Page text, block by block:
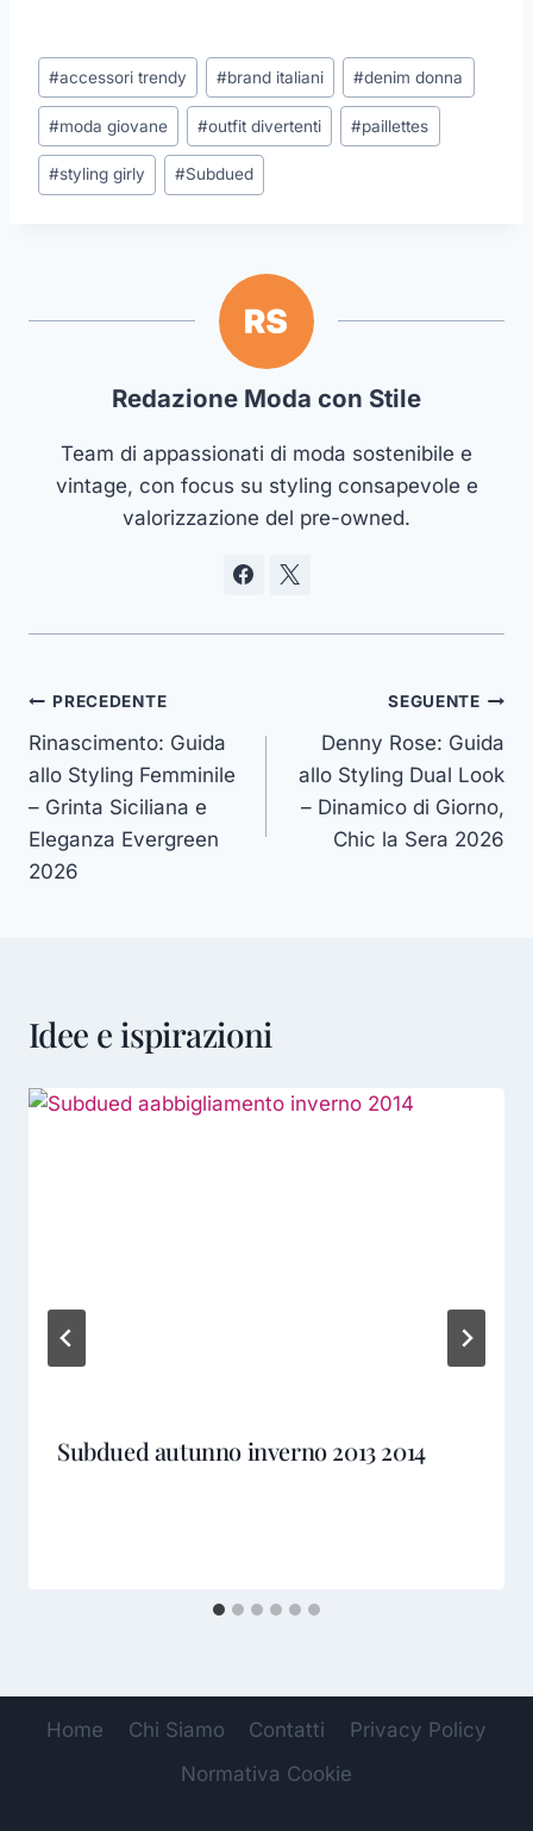
Tag
articolo:
#accessori trendy #brand italiani #denim donna
#moda giovane #outfit divertenti #paillettes
#styling girly #Subdued
Redazione Moda con Stile
Team di appassionati di moda sostenibile e
vintage, con focus su styling consapevole e
valorizzazione del pre-owned.
Navigazione
articoli
PRECEDENTE
Rinascimento: Guida
allo Styling Femminile
– Grinta Siciliana e
Eleganza Evergreen
2026
SEGUENTE
Denny Rose: Guida
allo Styling Dual Look
– Dinamico di Giorno,
Chic la Sera 2026
Idee e ispirazioni
Subdued autunno inverno 2013 2014
Home Chi Siamo Contatti
Privacy Policy
Normativa Cookie